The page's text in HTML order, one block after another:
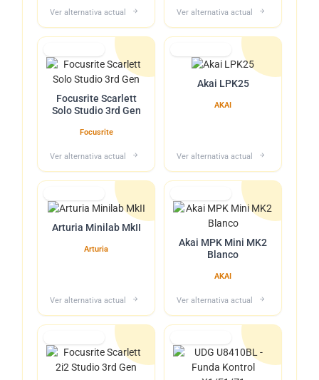
Ver alternativa actual Ver alternativa actual
Focusrite Scarlett
Solo Studio 3rd Gen
Focusrite
Ver alternativa actual
Akai LPK25
AKAI
Ver alternativa actual
Arturia Minilab MkII
Arturia
Ver alternativa actual
Akai MPK Mini MK2
Blanco
AKAI
Ver alternativa actual